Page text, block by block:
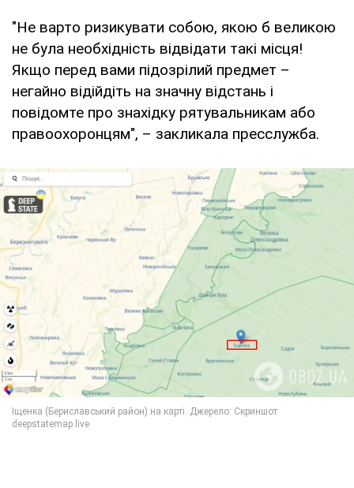
"Не варто ризикувати собою, якою б великою
не була необхідність відвідати такі місця!
Якщо перед вами підозрілий предмет –
негайно відійдіть на значну відстань і
повідомте про знахідку рятувальникам або
правоохоронцям", – закликала пресслужба.